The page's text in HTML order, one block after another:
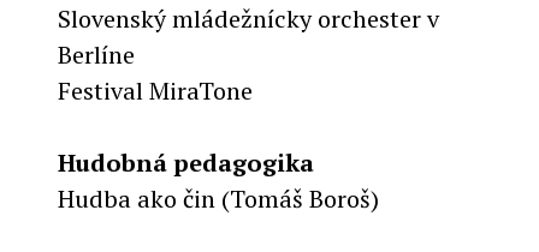
Slovenský mládežnícky orchester v
Berlíne
Festival MiraTone
Hudobná pedagogika
Hudba ako čin (Tomáš Boroš)